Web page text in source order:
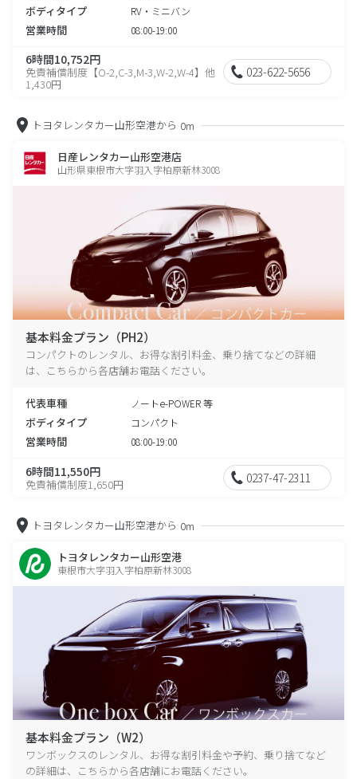
ボディタイプ RV・ミニバン
営業時間 08:00-19:00
6時間10,752円
免責補償制度【O-2,C-3,M-3,W-2,W-4】他
1,430円
023-622-5656
トヨタレンタカー山形空港から 0m
日産レンタカー山形空港店
山形県東根市大字羽入字柏原新林3008
基本料金プラン（PH2）
コンパクトのレンタル、お得な割引料金、乗り捨てなどの詳細
は、こちらから各店舗お電話ください。
代表車種 ノートe-POWER 等
ボディタイプ コンパクト
営業時間 08:00-19:00
6時間11,550円
免責補償制度1,650円 0237-47-2311
トヨタレンタカー山形空港から 0m
トヨタレンタカー山形空港
東根市大字羽入字柏原新林3008
基本料金プラン（W2）
ワンボックスのレンタル、お得な割引料金や予約、乗り捨てなど
の詳細は、こちらから各店舗にお電話ください。